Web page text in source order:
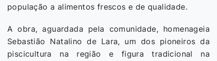
população a alimentos frescos e de qualidade.
A obra, aguardada pela comunidade, homenageia
Sebastião Natalino de Lara, um dos pioneiros da
piscicultura na região e figura tradicional na